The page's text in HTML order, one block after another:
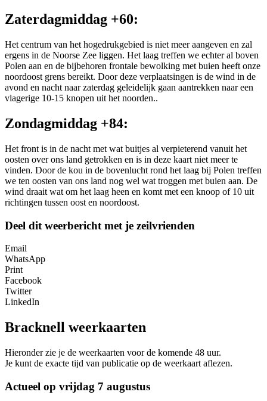
Zaterdagmiddag +60:
Het centrum van het hogedrukgebied is niet meer aangeven en zal
ergens in de Noorse Zee liggen. Het laag treffen we echter al boven
Polen aan en de bijbehoren frontale bewolking met buien heeft onze
noordoost grens bereikt. Door deze verplaatsingen is de wind in de
avond en nacht naar zaterdag geleidelijk gaan aantrekken naar een
vlagerige 10-15 knopen uit het noorden..
Zondagmiddag +84:
Het front is in de nacht met wat buitjes al verpieterend vanuit het
oosten over ons land getrokken en is in deze kaart niet meer te
vinden. Door de kou in de bovenlucht rond het laag bij Polen treffen
we ten oosten van ons land nog wel wat troggen met buien aan. De
wind draait wat om het laag heen en komt met een knoop of 10 uit
richtingen tussen oost en noordoost.
Deel dit weerbericht met je zeilvrienden
Email
WhatsApp
Print
Facebook
Twitter
LinkedIn
Bracknell weerkaarten
Hieronder zie je de weerkaarten voor de komende 48 uur.
Je kunt de exacte tijd van publicatie op de weerkaart aflezen.
Actueel op vrijdag 7 augustus